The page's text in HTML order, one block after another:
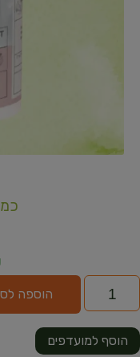
הוספה
הוסף למועדפים